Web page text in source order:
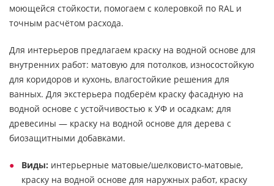
моющейся стойкости, помогаем с колеровкой по RAL и
точным расчётом расхода.
Для интерьеров предлагаем краску на водной основе для
внутренних работ: матовую для потолков, износостойкую
для коридоров и кухонь, влагостойкие решения для
ванных. Для экстерьера подберём краску фасадную на
водной основе с устойчивостью к УФ и осадкам; для
древесины — краску на водной основе для дерева с
биозащитными добавками.
Виды: интерьерные матовые/шелковисто-матовые,
краску на водной основе для наружных работ, краску